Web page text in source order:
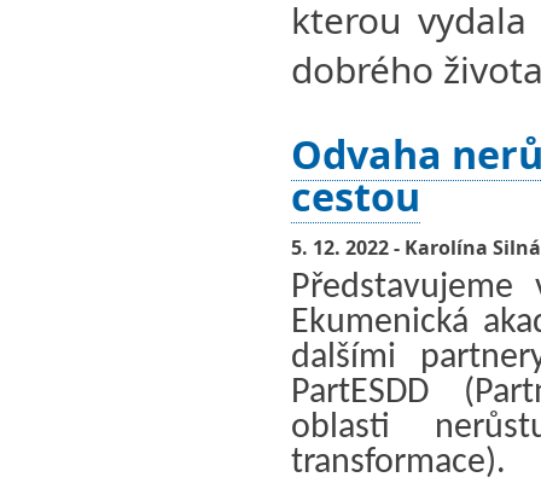
kterou
dobrého
Odvaha
cestou
5. 12. 2022 - Karolína Silná
Ekumenická
dalšími
PartESDD
oblasti
transformace).